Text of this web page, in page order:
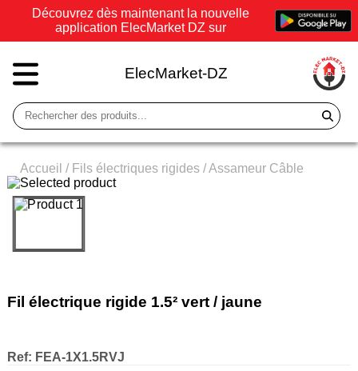
Découvrez dès maintenant la nouvelle
application ElecMarket DZ sur
ElecMarket-DZ
Accueil / Fils électriques rigides/Assameur Câble
Fil électrique rigide 1.5² vert / jaune
Ref: FEA-1X1.5RVJ